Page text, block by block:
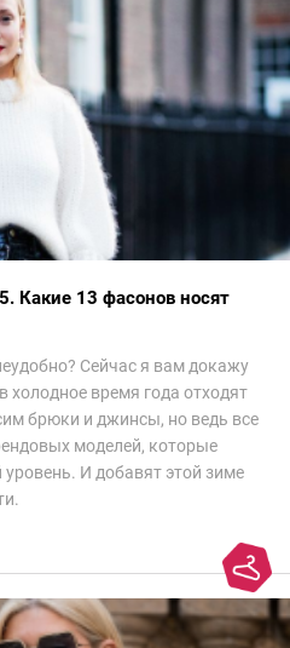
Какие 13 фасонов носят
Сейчас я вам докажу
холодное время года отходят
брюки и джинсы, но ведь все
моделей, которые
И добавят этой зиме